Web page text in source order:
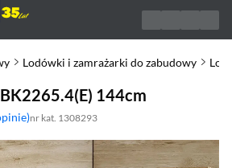
Lodówki i zamrażarki do zabudowy
144cm
nr kat. 1308293